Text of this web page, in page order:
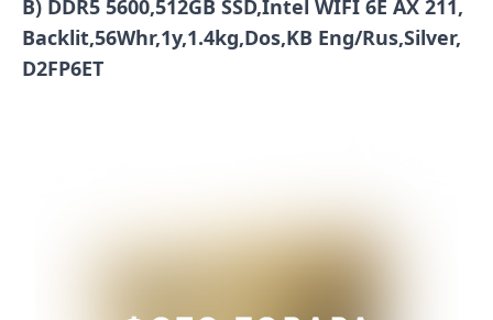
B) DDR5 5600,512GB SSD,Intel WIFI 6E AX 211,
Backlit,56Whr,1y,1.4kg,Dos,KB Eng/Rus,Silver,
D2FP6ET